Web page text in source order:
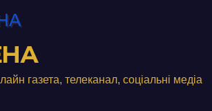
газета, телеканал, соціальні медіа